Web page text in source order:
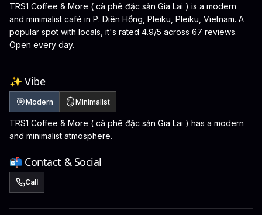
TRS1 Coffee & More ( cà phê đặc sản Gia Lai ) is a modern
and minimalist café in P. Diên Hồng, Pleiku, Pleiku, Vietnam. A
popular spot with locals, it's rated 4.9/5 across 67 reviews.
Open every day.
✨ Vibe
🎯Modern 🪞Minimalist
TRS1 Coffee & More ( cà phê đặc sản Gia Lai ) has a modern
and minimalist atmosphere.
📬 Contact & Social
Call